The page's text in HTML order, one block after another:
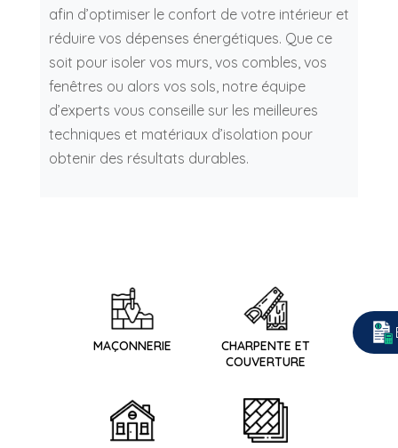
afin d’optimiser le confort de votre intérieur et
réduire vos dépenses énergétiques. Que ce
soit pour isoler vos murs, vos combles, vos
fenêtres ou alors vos sols, notre équipe
d’experts vous conseille sur les meilleures
techniques et matériaux d’isolation pour
obtenir des résultats durables.
MAÇONNERIE
CHARPENTE ET
COUVERTURE